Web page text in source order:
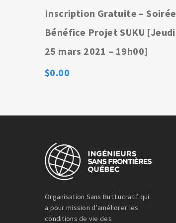
Inscription Gratuite – Soirée
Bénéfice Projet SUKU [Jeudi
25 mars 2021 – 19h00]
$0.00
Organisation Sans But Lucratif qui
a pour mission d’améliorer les
conditions de vie des